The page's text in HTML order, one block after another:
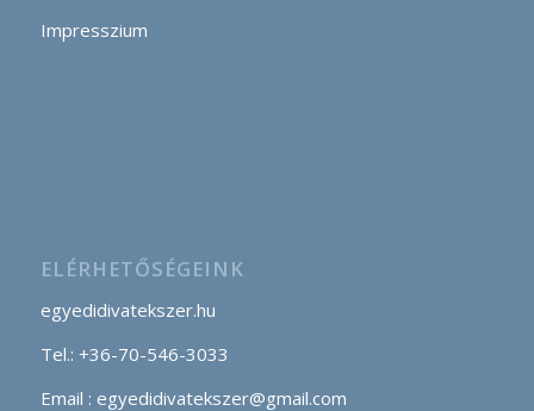
Impresszium
ELÉRHETŐSÉGEINK
egyedidivatekszer.hu
Tel.: +36-70-546-3033
Email : egyedidivatekszer@gmail.com